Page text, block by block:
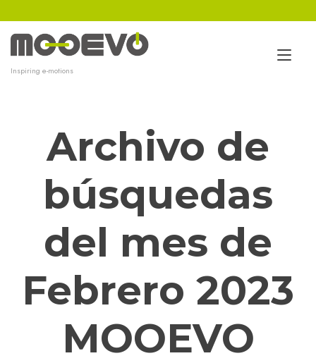
al
contenido
Inspiring e-motions
Archivo de
búsquedas
del mes de
Febrero 2023
MOOEVO